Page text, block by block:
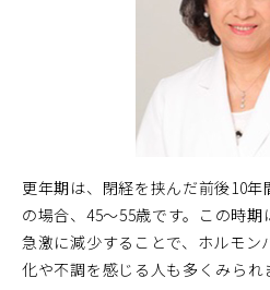
更年期は、閉経を挟んだ前後10
の場合、45〜55歳です。この時
急激に減少することで、ホルモン
化や不調を感じる人も多くみられ